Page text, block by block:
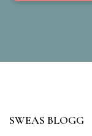
SWEAS BLOGG